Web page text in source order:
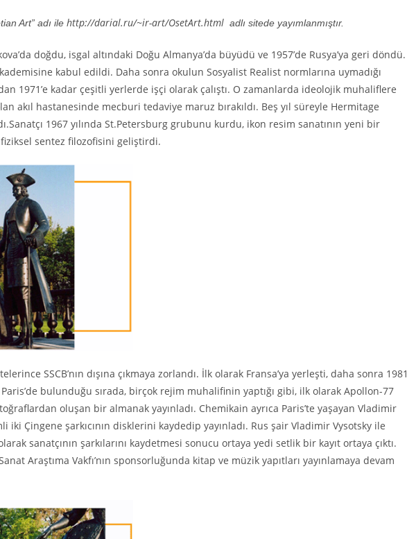
Art” adı ile http://darial.ru/~ir-art/OsetArt.html adlı sitede yayımlanmıştır.
doğdu, isgal altındaki Doğu Almanya’da büyüdü ve 1957’de Rusya’ya geri döndü.
kabul edildi. Daha sonra okulun Sosyalist Realist normlarına uymadığı
1971’e kadar çeşitli yerlerde işçi olarak çalıştı. O zamanlarda ideolojik muhaliflere
akıl hastanesinde mecburi tedaviye maruz bırakıldı. Beş yıl süreyle Hermitage
1967 yılında St.Petersburg grubunu kurdu, ikon resim sanatının yeni bir
sentez filozofisini geliştirdi.
SSCB’nın dışına çıkmaya zorlandı. İlk olarak Fransa’ya yerleşti, daha sonra 1981
Paris’de bulunduğu sırada, birçok rejim muhalifinin yaptığı gibi, ilk olarak Apollon-77
oluşan bir almanak yayınladı. Chemikain ayrıca Paris’te yaşayan Vladimir
Çingene şarkıcının disklerini kaydedip yayınladı. Rus şair Vladimir Vysotsky ile
sanatçının şarkılarını kaydetmesi sonucu ortaya yedi setlik bir kayıt ortaya çıktı.
Araştıma Vakfı’nın sponsorluğunda kitap ve müzik yapıtları yayınlamaya devam